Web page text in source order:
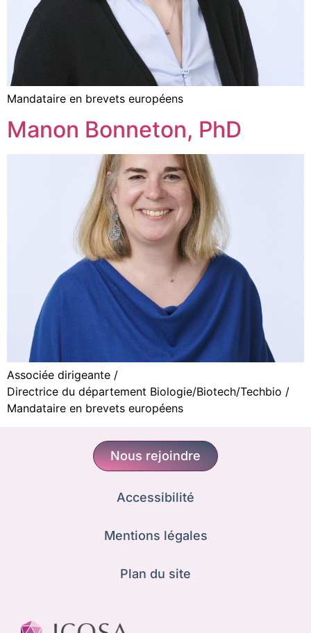
Mandataire en brevets européens
Manon Bonneton, PhD
Associée dirigeante /
Directrice du département Biologie/Biotech/Techbio /
Mandataire en brevets européens
Nous rejoindre
Accessibilité
Mentions légales
Plan du site